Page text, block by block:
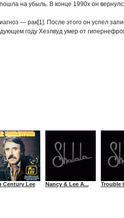
на убыль. В конце 1990х он
— рак[1]. После этого он успел
году Хезлвуд умер от
Century Lee Nancy & Lee A... Trouble